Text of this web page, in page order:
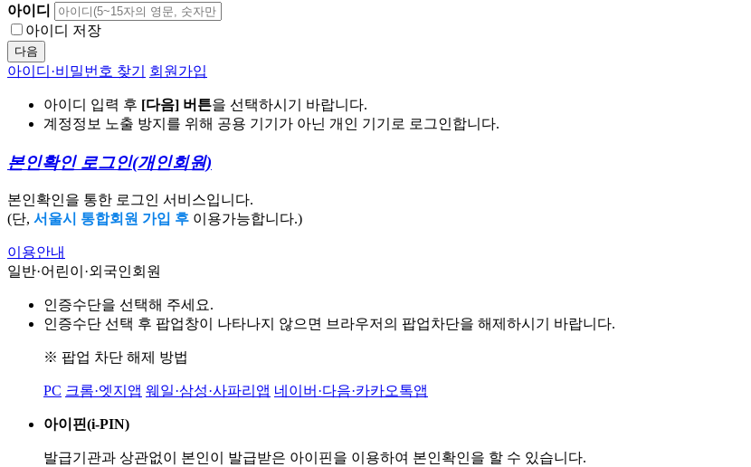
아이디
아이디 저장
다음
아이디·비밀번호 찾기 회원가입
아이디 입력 후 [다음] 버튼을 선택하시기 바랍니다.
계정정보 노출 방지를 위해 공용 기기가 아닌 개인 기기로 로그인합니다.
본인확인 로그인(개인회원)
본인확인을 통한 로그인 서비스입니다.
(단, 서울시 통합회원 가입 후 이용가능합니다.)
이용안내
일반·어린이·외국인회원
인증수단을 선택해 주세요.
인증수단 선택 후 팝업창이 나타나지 않으면 브라우저의 팝업차단을 해제하시기 바랍니다.
※ 팝업 차단 해제 방법
PC 크롬·엣지앱 웨일·삼성·사파리앱 네이버·다음·카카오톡앱
아이핀(i-PIN)
발급기관과 상관없이 본인이 발급받은 아이핀을 이용하여 본인확인을 할 수 있습니다.